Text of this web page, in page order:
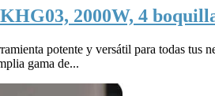
2000W, 4
potente y versátil para todas tus
gama de...